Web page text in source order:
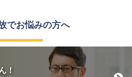
でお悩みの方へ
！